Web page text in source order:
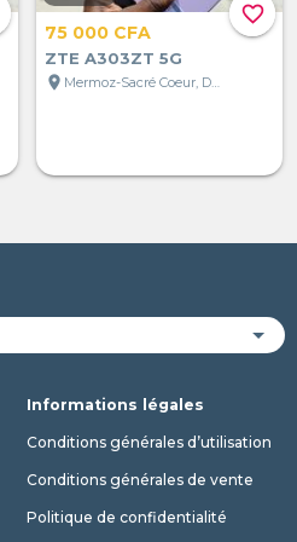
favorite_border
75 000 CFA
ZTE A303ZT 5G
location_on
Mermoz-Sacré Coeur, Dakar, Sénégal
Informations légales
Conditions générales d’utilisation
Conditions générales de vente
Politique de confidentialité